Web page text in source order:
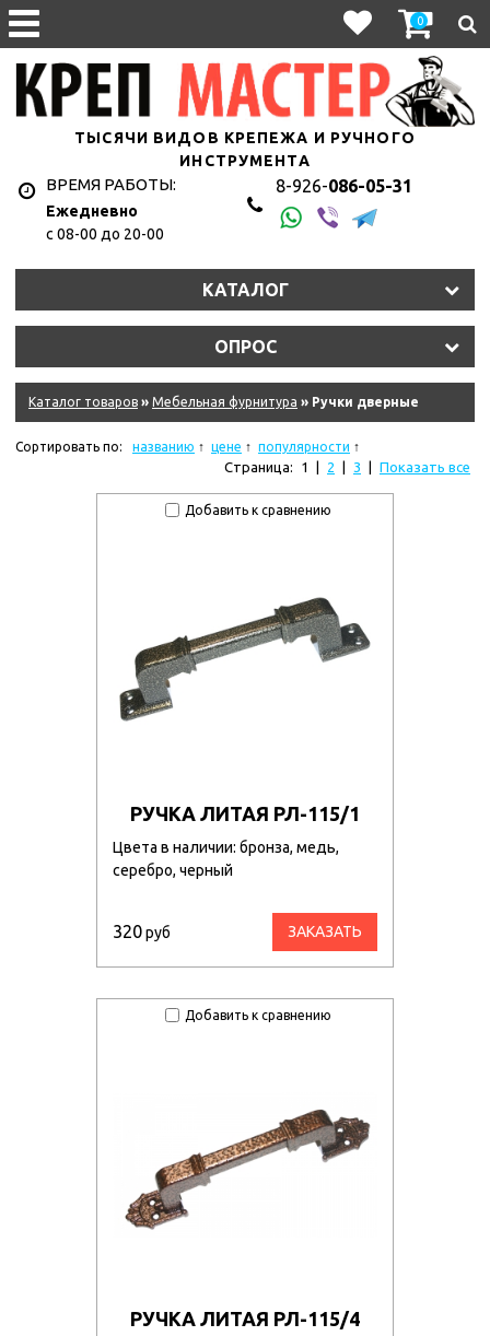
0
ТЫСЯЧИ ВИДОВ КРЕПЕЖА И РУЧНОГО
ИНСТРУМЕНТА
ВРЕМЯ РАБОТЫ:
Ежедневно
с 08-00 до 20-00
8-926-086-05-31
КАТАЛОГ
ОПРОС
Каталог товаров » Мебельная фурнитура » Ручки дверные
Сортировать по: названию цене популярности
Страница: 1 2 3 Показать все
Добавить к сравнению
РУЧКА ЛИТАЯ РЛ-115/1
Цвета в наличии: бронза, медь,
серебро, черный
320руб ЗАКАЗАТЬ
Добавить к сравнению
РУЧКА ЛИТАЯ РЛ-115/4